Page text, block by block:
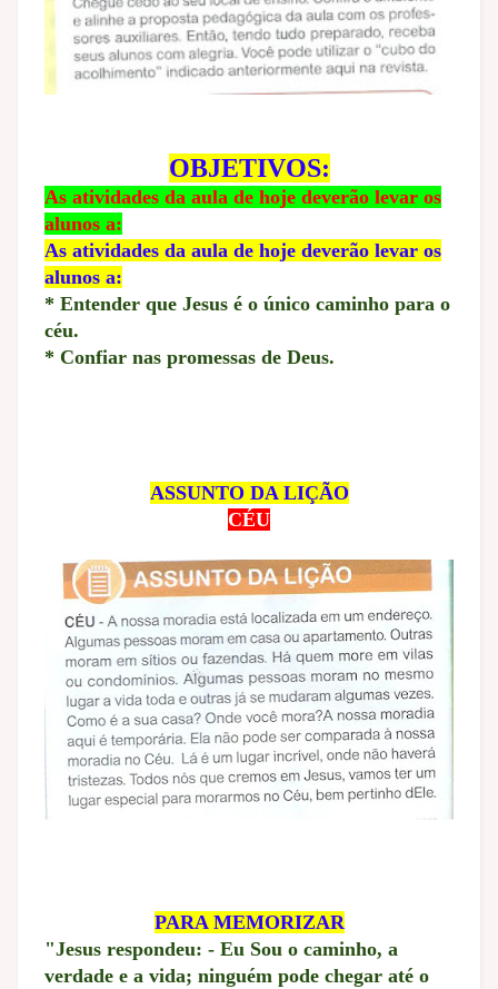
OBJETIVOS:
As atividades da aula de hoje deverão levar os
alunos a:
As atividades da aula de hoje deverão levar os
alunos a:
* Entender que Jesus é o único caminho para o
céu.
* Confiar nas promessas de Deus.
ASSUNTO DA LIÇÃO
CÉU
PARA MEMORIZAR
"Jesus respondeu: - Eu Sou o caminho, a
verdade e a vida; ninguém pode chegar até o